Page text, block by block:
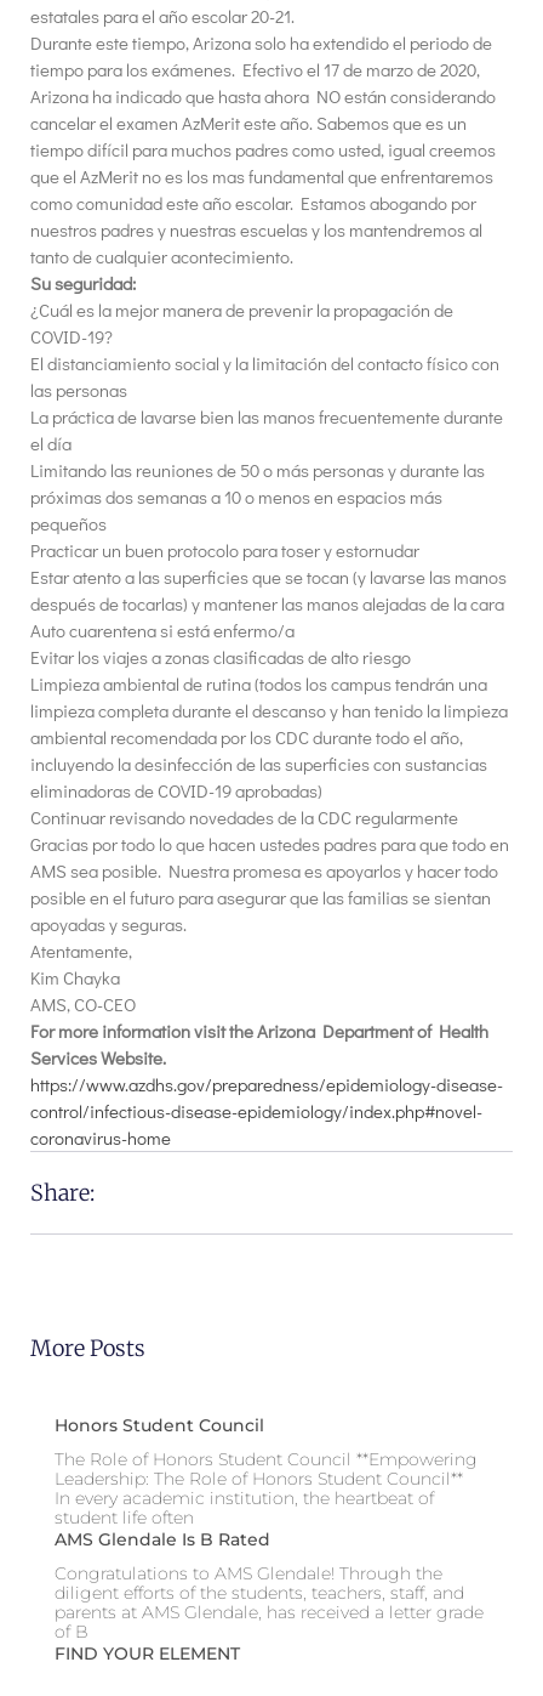
estatales para el año escolar 20-21.
Durante este tiempo, Arizona solo ha extendido el periodo de
tiempo para los exámenes. Efectivo el 17 de marzo de 2020,
Arizona ha indicado que hasta ahora NO están considerando
cancelar el examen AzMerit este año. Sabemos que es un
tiempo difícil para muchos padres como usted, igual creemos
que el AzMerit no es los mas fundamental que enfrentaremos
como comunidad este año escolar. Estamos abogando por
nuestros padres y nuestras escuelas y los mantendremos al
tanto de cualquier acontecimiento.
Su seguridad:
¿Cuál es la mejor manera de prevenir la propagación de
COVID-19?
El distanciamiento social y la limitación del contacto físico con
las personas
La práctica de lavarse bien las manos frecuentemente durante
el día
Limitando las reuniones de 50 o más personas y durante las
próximas dos semanas a 10 o menos en espacios más
pequeños
Practicar un buen protocolo para toser y estornudar
Estar atento a las superficies que se tocan (y lavarse las manos
después de tocarlas) y mantener las manos alejadas de la cara
Auto cuarentena si está enfermo/a
Evitar los viajes a zonas clasificadas de alto riesgo
Limpieza ambiental de rutina (todos los campus tendrán una
limpieza completa durante el descanso y han tenido la limpieza
ambiental recomendada por los CDC durante todo el año,
incluyendo la desinfección de las superficies con sustancias
eliminadoras de COVID-19 aprobadas)
Continuar revisando novedades de la CDC regularmente
Gracias por todo lo que hacen ustedes padres para que todo en
AMS sea posible. Nuestra promesa es apoyarlos y hacer todo
posible en el futuro para asegurar que las familias se sientan
apoyadas y seguras.
Atentamente,
Kim Chayka
AMS, CO-CEO
For more information visit the Arizona Department of Health
Services Website.
https://www.azdhs.gov/preparedness/epidemiology-disease-
control/infectious-disease-epidemiology/index.php#novel-
coronavirus-home
Share:
More Posts
Honors Student Council
The Role of Honors Student Council **Empowering
Leadership: The Role of Honors Student Council**
In every academic institution, the heartbeat of
student life often
AMS Glendale Is B Rated
Congratulations to AMS Glendale! Through the
diligent efforts of the students, teachers, staff, and
parents at AMS Glendale, has received a letter grade
of B
FIND YOUR ELEMENT